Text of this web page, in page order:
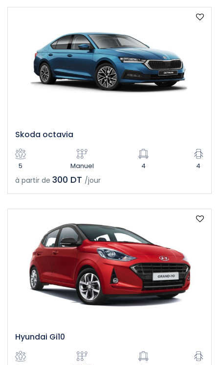
Skoda octavia
5 Manuel 4 4
à partir de 300 DT /jour
Hyundai Gi10